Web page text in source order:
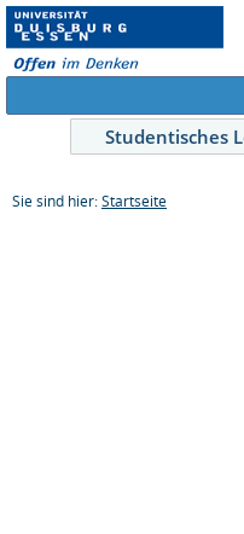
Studentisches
Sie sind hier: Startseite